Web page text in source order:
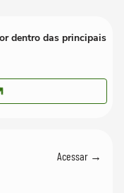
dentro das principais
Acessar →